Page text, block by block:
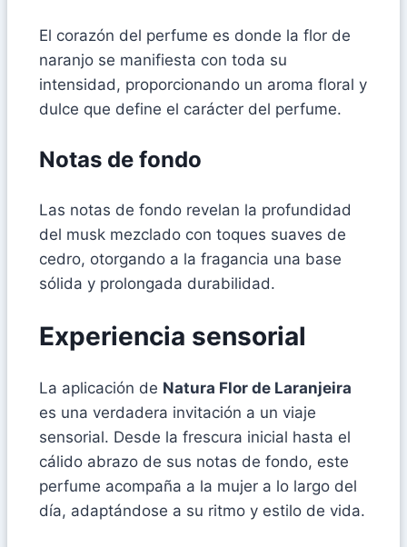
El corazón del perfume es donde la flor de
naranjo se manifiesta con toda su
intensidad, proporcionando un aroma floral y
dulce que define el carácter del perfume.
Notas de fondo
Las notas de fondo revelan la profundidad
del musk mezclado con toques suaves de
cedro, otorgando a la fragancia una base
sólida y prolongada durabilidad.
Experiencia sensorial
La aplicación de Natura Flor de Laranjeira
es una verdadera invitación a un viaje
sensorial. Desde la frescura inicial hasta el
cálido abrazo de sus notas de fondo, este
perfume acompaña a la mujer a lo largo del
día, adaptándose a su ritmo y estilo de vida.